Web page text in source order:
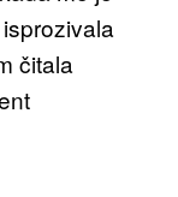
čitala